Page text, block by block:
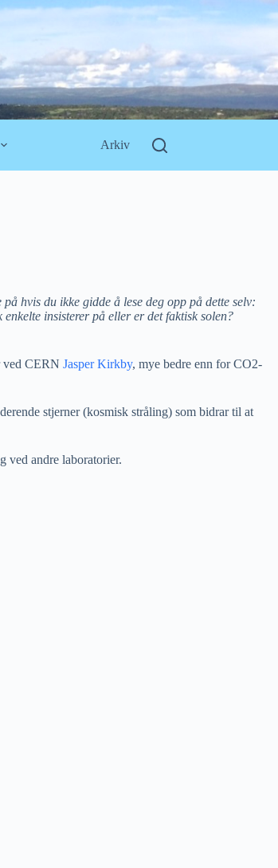
Arkiv
hvis du ikke gidde å lese deg opp på dette selv:
enkelte insisterer på eller er det faktisk solen?
ved CERN Jasper Kirkby, mye bedre enn for CO2-
stjerner (kosmisk stråling) som bidrar til at
ved andre laboratorier.